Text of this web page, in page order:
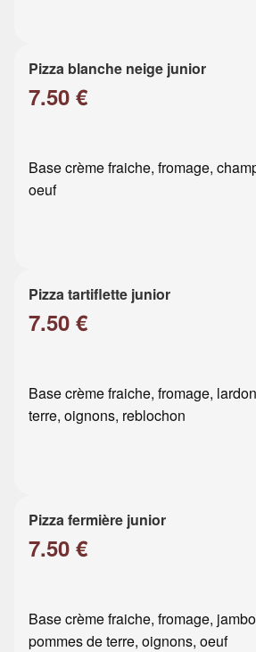
Pizza blanche neige junior
7.50 €
Base crème fraiche, fromage,
oeuf
Pizza tartiflette junior
7.50 €
Base crème fraiche, fromage,
terre, oignons, reblochon
Pizza fermière junior
7.50 €
Base crème fraiche, fromage,
pommes de terre, oignons, oeuf